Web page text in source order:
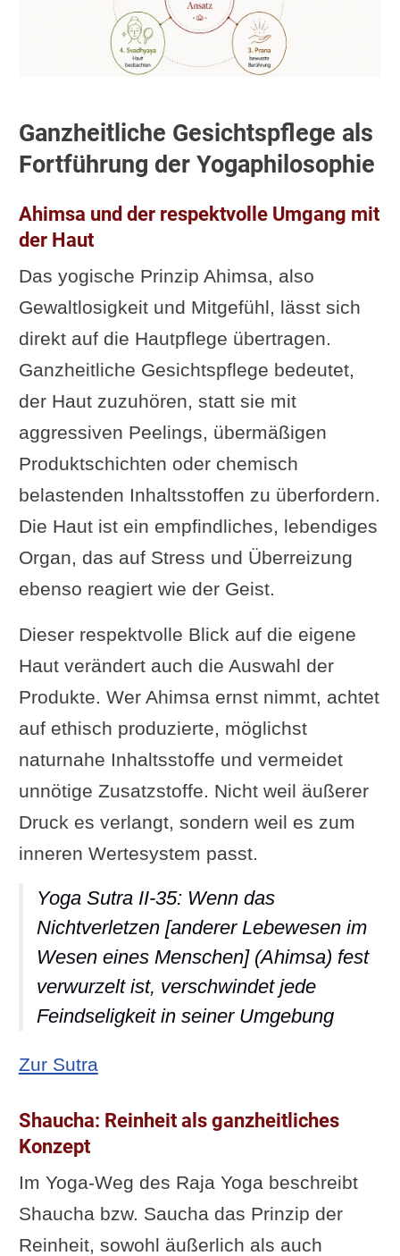
Ganzheitliche Gesichtspflege als
Fortführung der Yogaphilosophie
Ahimsa und der respektvolle Umgang mit
der Haut
Das yogische Prinzip Ahimsa, also
Gewaltlosigkeit und Mitgefühl, lässt sich
direkt auf die Hautpflege übertragen.
Ganzheitliche Gesichtspflege bedeutet,
der Haut zuzuhören, statt sie mit
aggressiven Peelings, übermäßigen
Produktschichten oder chemisch
belastenden Inhaltsstoffen zu überfordern.
Die Haut ist ein empfindliches, lebendiges
Organ, das auf Stress und Überreizung
ebenso reagiert wie der Geist.
Dieser respektvolle Blick auf die eigene
Haut verändert auch die Auswahl der
Produkte. Wer Ahimsa ernst nimmt, achtet
auf ethisch produzierte, möglichst
naturnahe Inhaltsstoffe und vermeidet
unnötige Zusatzstoffe. Nicht weil äußerer
Druck es verlangt, sondern weil es zum
inneren Wertesystem passt.
Yoga Sutra II-35: Wenn das
Nichtverletzen [anderer Lebewesen im
Wesen eines Menschen] (Ahimsa) fest
verwurzelt ist, verschwindet jede
Feindseligkeit in seiner Umgebung
Zur Sutra
Shaucha: Reinheit als ganzheitliches
Konzept
Im Yoga-Weg des Raja Yoga beschreibt
Shaucha bzw. Saucha das Prinzip der
Reinheit, sowohl äußerlich als auch